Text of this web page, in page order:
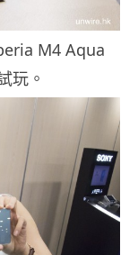
M4 Aqua
玩。